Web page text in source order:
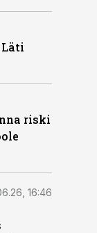
Läti
riski
16:46